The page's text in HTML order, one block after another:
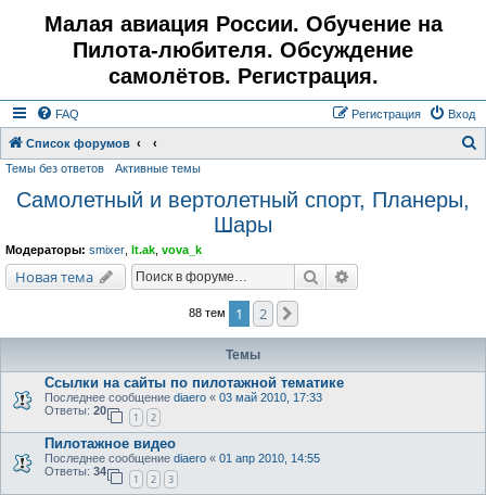
Малая авиация России. Обучение на
Пилота-любителя. Обсуждение
самолётов. Регистрация.
FAQ Вход
Регистрация
Список форумов
Темы без ответов Активные темы
Самолетный и вертолетный спорт, Планеры,
Шары
Модераторы: smixer lt.ak vova_k
Новая тема Поиск
88 тем 1 2
Темы
Ссылки на сайты по пилотажной тематике
Последнее сообщение diaero « 03 май 2010, 17:33
Ответы: 20
1 2
Пилотажное видео
Последнее сообщение diaero « 01 апр 2010, 14:55
Ответы: 34
1 2 3